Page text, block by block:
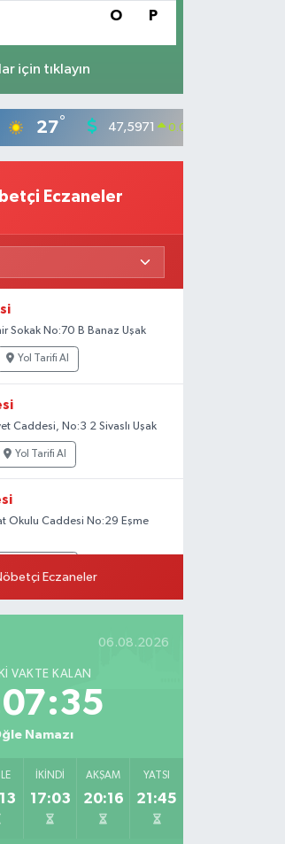
O P
için tıklayın
27° 47,5971 0.05
Eczaneler
Sokak No:70 B Banaz Uşak
Yol Tarifi Al
Caddesi, No:3 2 Sivaslı Uşak
Yol Tarifi Al
Okulu Caddesi No:29 Eşme
Uşak
Kadife Sokak No:2 A
Yol Tarifi Al
Sokak No:13 B Merkez
Eczaneler
06.08.2026
VAKTE KALAN
Namazı
İKINDI
17:03
AKŞAM
20:16
YATSI
21:45